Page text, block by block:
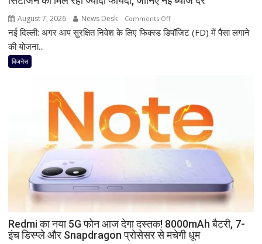
August 7, 2026 News Desk Comments Offon
1
दे
रहा
है
Bank
सीनियर
को
मिल
रहा
नई दिल्ली: अगर आप सुरक्षित निवेश के लिए फिक्स्ड डिपॉजिट (FD) में पैसा लगाने
की योजना...
बिजनेस
Redmi का नया 5G फोन आज देगा दस्तक! 8000mAh बैटरी, 7-
इंच डिस्प्ले और Snapdragon प्रोसेसर से मचेगी धूम